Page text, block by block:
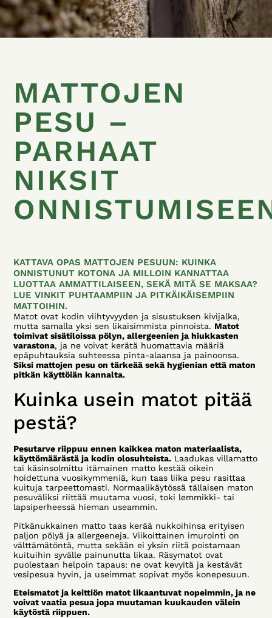
MATTOJEN
PESU –
PARHAAT
NIKSIT
KATTAVA OPAS MATTOJEN PESUUN: KUINKA
ONNISTUNUT KOTONA JA MILLOIN KANNATTAA
LUOTTAA AMMATTILAISEEN, SEKÄ MITÄ SE MAKSAA?
LUE VINKIT PUHTAAMPIIN JA PITKÄIKÄISEMPIIN
MATTOIHIN.
Matot ovat kodin viihtyvyyden ja sisustuksen kivijalka,
mutta samalla yksi sen likaisimmista pinnoista. Matot
toimivat sisätiloissa pölyn, allergeenien ja hiukkasten
varastona, ja ne voivat kerätä huomattavia määriä
epäpuhtauksia suhteessa pinta-alaansa ja painoonsa.
Siksi mattojen pesu on tärkeää sekä hygienian että maton
pitkän käyttöiän kannalta.
Kuinka usein matot pitää
pestä?
Pesutarve riippuu ennen kaikkea maton materiaalista,
käyttömäärästä ja kodin olosuhteista. Laadukas villamatto
tai käsinsolmittu itämainen matto kestää oikein
hoidettuna vuosikymmeniä, kun taas liika pesu rasittaa
kuituja tarpeettomasti. Normaalikäytössä tällaisen maton
pesuväliksi riittää muutama vuosi, toki lemmikki- tai
lapsiperheessä hieman useammin.
Pitkänukkainen matto taas kerää nukkoihinsa erityisen
paljon pölyä ja allergeeneja. Viikoittainen imurointi on
välttämätöntä, mutta sekään ei yksin riitä poistamaan
kuituihin syvälle painunutta likaa. Räsymatot ovat
puolestaan helpoin tapaus: ne ovat kevyitä ja kestävät
vesipesua hyvin, ja useimmat sopivat myös konepesuun.
Eteismatot ja keittiön matot likaantuvat nopeimmin, ja ne
voivat vaatia pesua jopa muutaman kuukauden välein
käytöstä riippuen.